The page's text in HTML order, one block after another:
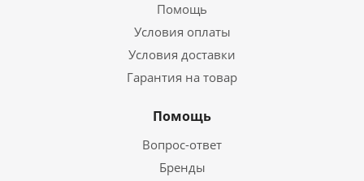
Помощь
Условия оплаты
Условия доставки
Гарантия на товар
Помощь
Вопрос-ответ
Бренды